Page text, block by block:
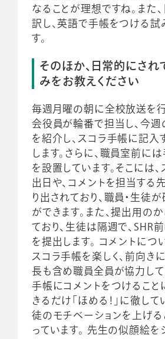
なることが理想ですね。また
訳し、英語で手帳をつける試
す。
そのほか、日常的にされ
みをお教えください
毎週月曜の朝に全校放送を行
会役員が輪番で担当し、今週
を紹介し、スコラ手帳に記入
します。さらに、職員室前に
を設置しています。そこには
出日や、コメントを担当する
り出されており、職員・生徒
ができます。また、提出用の
ており、生徒は隔週で、SHR
を提出します。 コメントにつ
スコラ手帳を楽しく、前向き
長も含め職員全員が協力して
手帳にコメントをつけること
きるだけ「ほめる！」に徹して
徒のモチベーションを上げる
っています。 先生の似顔絵を